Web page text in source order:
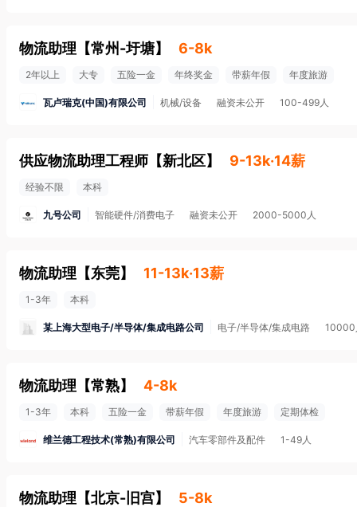
物流助理 【常州-圩塘】 6-8k
2年以上 大专 五险一金 年终奖金 带薪年假 年度旅游
瓦卢瑞克(中国)有限公司 机械/设备 融资未公开 100-499人
供应物流助理工程师 【新北区】 9-13k·14薪
经验不限 本科
九号公司 智能硬件/消费电子 融资未公开 2000-5000人
物流助理 【东莞】 11-13k·13薪
1-3年 本科
某上海大型电子/半导体/集成电路公司 电子/半导体/集成电路 10000
物流助理 【常熟】 4-8k
1-3年 本科 五险一金 带薪年假 年度旅游 定期体检
维兰德工程技术(常熟)有限公司 汽车零部件及配件 1-49人
物流助理 【北京-旧宫】 5-8k